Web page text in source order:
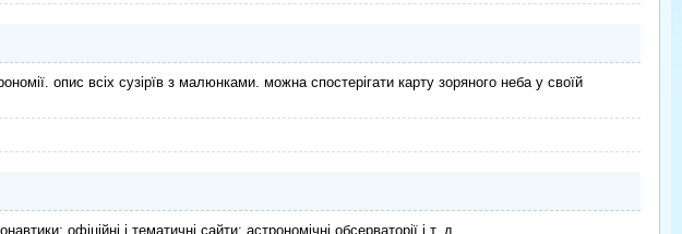
опис всіх сузірїв з малюнками. можна спостерігати карту зоряного неба у своїй
офіційні і тематичні сайти; астрономічні обсерваторії і т. д.